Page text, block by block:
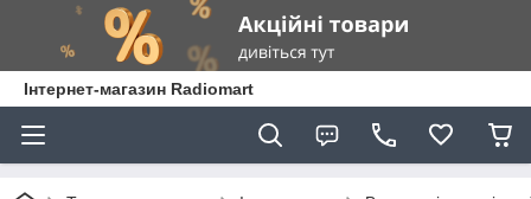
Інтернет-магазин Radiomart